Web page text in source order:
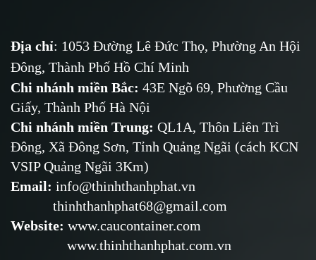
Địa chỉ: 1053 Đường Lê Đức Thọ, Phường An Hội
Đông, Thành Phố Hồ Chí Minh
Chi nhánh miền Bắc: 43E Ngõ 69, Phường Cầu
Giấy, Thành Phố Hà Nội
Chi nhánh miền Trung: QL1A, Thôn Liên Trì
Đông, Xã Đông Sơn, Tỉnh Quảng Ngãi (cách KCN
VSIP Quảng Ngãi 3Km)
Email: info@thinhthanhphat.vn
thinhthanhphat68@gmail.com
Website: www.caucontainer.com
www.thinhthanhphat.com.vn